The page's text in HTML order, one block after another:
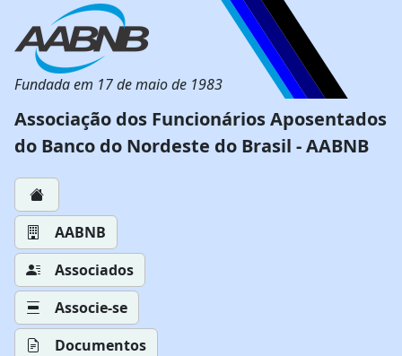
Fundada em 17 de maio de 1983
Associação dos Funcionários Aposentados
do Banco do Nordeste do Brasil - AABNB
AABNB
Associados
Associe-se
Documentos